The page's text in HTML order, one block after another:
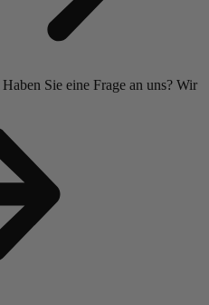
Haben Sie eine Frage an uns? Wir